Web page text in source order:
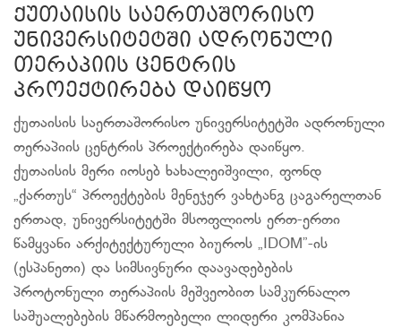
ქუთაისის საერთაშორისო
უნივერსიტეტში ადრონული
თერაპიის ცენტრის
პროექტირება დაიწყო
ქუთაისის საერთაშორისო უნივერსიტეტში ადრონული
თერაპიის ცენტრის პროექტირება დაიწყო.
ქუთაისის მერი იოსებ ხახალეიშვილი, ფონდ
„ქართუს“ პროექტების მენეჯერ ვახტანგ ცაგარელთან
ერთად, უნივერსიტეტში მსოფლიოს ერთ-ერთი
წამყვანი არქიტექტურული ბიუროს „IDOM”-ის
(ესპანეთი) და სიმსივნური დაავადებების
პროტონული თერაპიის მეშვეობით სამკურნალო
საშუალებების მწარმოებელი ლიდერი კომპანია